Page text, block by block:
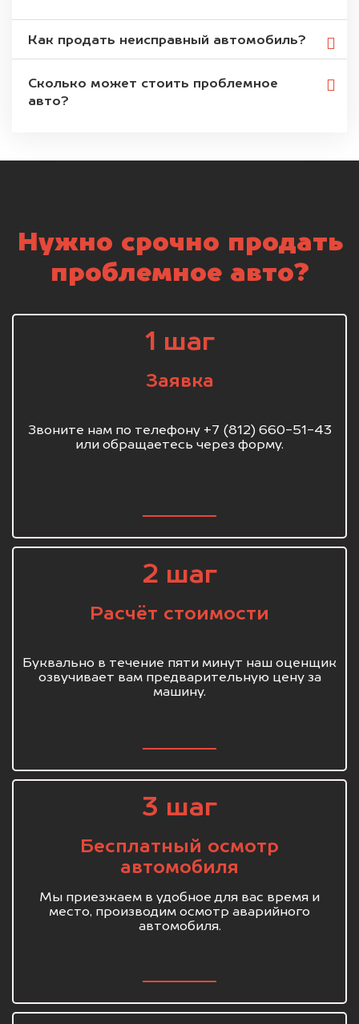
Как продать неисправный автомобиль?
Сколько может стоить проблемное
авто?
Нужно срочно продать
проблемное авто?
1 шаг
Заявка
Звоните нам по телефону +7 (812) 660-51-43
или обращаетесь через форму.
2 шаг
Расчёт стоимости
Буквально в течение пяти минут наш оценщик
озвучивает вам предварительную цену за
машину.
3 шаг
Бесплатный осмотр
автомобиля
Мы приезжаем в удобное для вас время и
место, производим осмотр аварийного
автомобиля.